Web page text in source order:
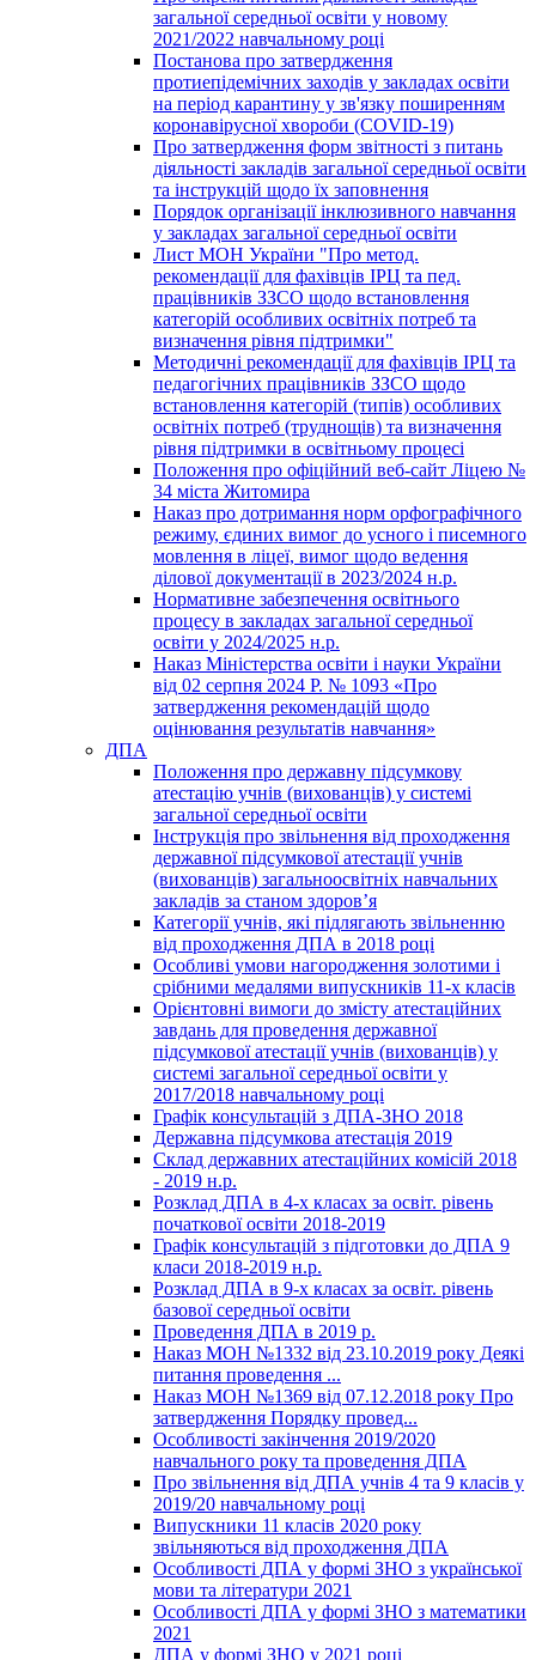
загальної середньої освіти у новому
2021/2022 навчальному році
Постанова про затвердження
протиепідемічних заходів у закладах освіти
на період карантину у зв'язку поширенням
коронавірусної хвороби (COVID-19)
Про затвердження форм звітності з питань
діяльності закладів загальної середньої освіти
та інструкцій щодо їх заповнення
Порядок організації інклюзивного навчання
у закладах загальної середньої освіти
Лист МОН України "Про метод.
рекомендації для фахівців ІРЦ та пед.
працівників ЗЗСО щодо встановлення
категорій особливих освітніх потреб та
визначення рівня підтримки"
Методичні рекомендації для фахівців ІРЦ та
педагогічних працівників ЗЗСО щодо
встановлення категорій (типів) особливих
освітніх потреб (труднощів) та визначення
рівня підтримки в освітньому процесі
Положення про офіційний веб-сайт Ліцею №
34 міста Житомира
Наказ про дотримання норм орфографічного
режиму, єдиних вимог до усного і писемного
мовлення в ліцеї, вимог щодо ведення
ділової документації в 2023/2024 н.р.
Нормативне забезпечення освітнього
процесу в закладах загальної середньої
освіти у 2024/2025 н.р.
Наказ Міністерства освіти і науки України
від 02 серпня 2024 Р. № 1093 «Про
затвердження рекомендацій щодо
оцінювання результатів навчання»
ДПА
Положення про державну підсумкову
атестацію учнів (вихованців) у системі
загальної середньої освіти
Інструкція про звільнення від проходження
державної підсумкової атестації учнів
(вихованців) загальноосвітніх навчальних
закладів за станом здоров’я
Категорії учнів, які підлягають звільненню
від проходження ДПА в 2018 році
Особливі умови нагородження золотими і
срібними медалями випускників 11-х класів
Орієнтовні вимоги до змісту атестаційних
завдань для проведення державної
підсумкової атестації учнів (вихованців) у
системі загальної середньої освіти у
2017/2018 навчальному році
Графік консультацій з ДПА-ЗНО 2018
Державна підсумкова атестація 2019
Склад державних атестаційних комісій 2018
- 2019 н.р.
Розклад ДПА в 4-х класах за освіт. рівень
початкової освіти 2018-2019
Графік консультацій з підготовки до ДПА 9
класи 2018-2019 н.р.
Розклад ДПА в 9-х класах за освіт. рівень
базової середньої освіти
Проведення ДПА в 2019 р.
Наказ МОН №1332 від 23.10.2019 року Деякі
питання проведення ...
Наказ МОН №1369 від 07.12.2018 року Про
затвердження Порядку провед...
Особливості закінчення 2019/2020
навчального року та проведення ДПА
Про звільнення від ДПА учнів 4 та 9 класів у
2019/20 навчальному році
Випускники 11 класів 2020 року
звільняються від проходження ДПА
Особливості ДПА у формі ЗНО з української
мови та літератури 2021
Особливості ДПА у формі ЗНО з математики
2021
ДПА у формі ЗНО у 2021 році